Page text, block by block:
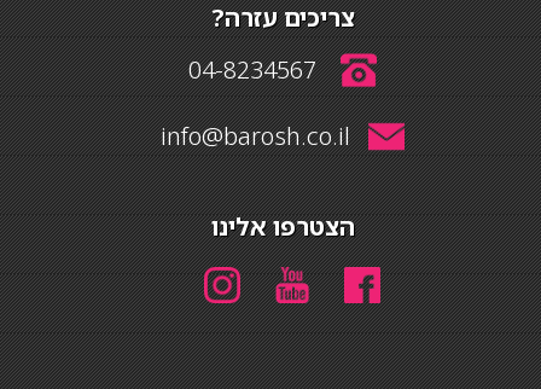
צריכים עזרה?
04-8234567
info@barosh.co.il
הצטרפו אלינו